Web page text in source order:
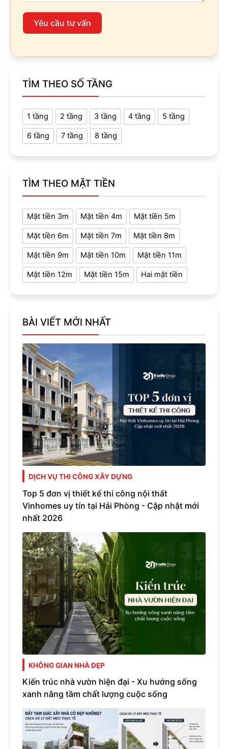
Yêu cầu tư vấn
TÌM THEO SỐ TẦNG
1 tầng 2 tầng 3 tầng 4 tầng 5 tầng
6 tầng 7 tầng 8 tầng
TÌM THEO MẶT TIỀN
Mặt tiền 3m Mặt tiền 4m Mặt tiền 5m
Mặt tiền 6m Mặt tiền 7m Mặt tiền 8m
Mặt tiền 9m Mặt tiền 10m Mặt tiền 11m
Mặt tiền 12m Mặt tiền 15m Hai mặt tiền
BÀI VIẾT MỚI NHẤT
DỊCH VỤ THI CÔNG XÂY DỰNG
Top 5 đơn vị thiết kế thi công nội thất
Vinhomes uy tín tại Hải Phòng - Cập nhật mới
nhất 2026
KHÔNG GIAN NHÀ ĐẸP
Kiến trúc nhà vườn hiện đại - Xu hướng sống
xanh nâng tầm chất lượng cuộc sống